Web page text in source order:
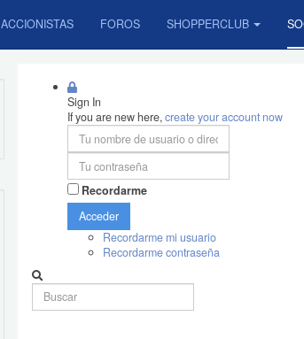
ACCIONISTAS FOROS SHOPPERCLUB
Sign In
If you are new here,create your account now
Recordarme
Acceder
Recordarme mi usuario
Recordarme contraseña